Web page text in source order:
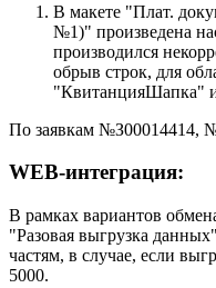
В макете "Плат.
№1)" произведена
производился
обрыв строк, для
"КвитанцияШапка"
По заявкам №З00014414,
WEB-интеграция:
В рамках вариантов
"Разовая выгрузка
частям, в случае, если
5000.